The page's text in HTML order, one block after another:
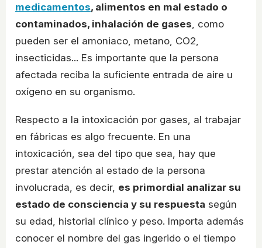
medicamentos, alimentos en mal estado o
contaminados, inhalación de gases , como
pueden ser el amoniaco, metano, CO2,
insecticidas... Es importante que la persona
afectada reciba la suficiente entrada de aire u
oxígeno en su organismo.
Respecto a la intoxicación por gases, al trabajar
en fábricas es algo frecuente. En una
intoxicación, sea del tipo que sea, hay que
prestar atención al estado de la persona
involucrada, es decir, es primordial analizar su
estado de consciencia y su respuesta según
su edad, historial clínico y peso. Importa además
conocer el nombre del gas ingerido o el tiempo